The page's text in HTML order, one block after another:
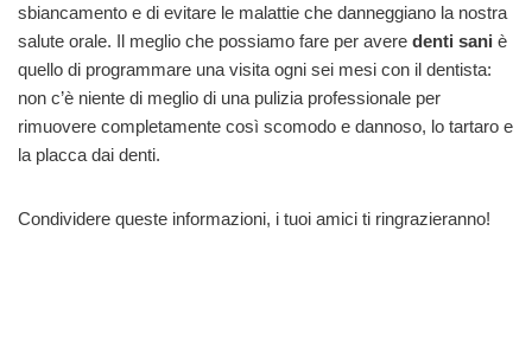
sbiancamento e di evitare le malattie che danneggiano la nostra
salute orale. Il meglio che possiamo fare per avere denti sani è
quello di programmare una visita ogni sei mesi con il dentista:
non c’è niente di meglio di una pulizia professionale per
rimuovere completamente così scomodo e dannoso, lo tartaro e
la placca dai denti.
Condividere queste informazioni, i tuoi amici ti ringrazieranno!